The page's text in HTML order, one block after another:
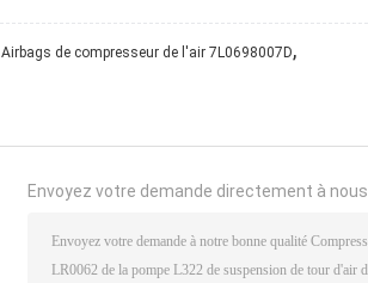
Airbags de compresseur de l'air 7L0698007D,
Envoyez votre demande directement à nous